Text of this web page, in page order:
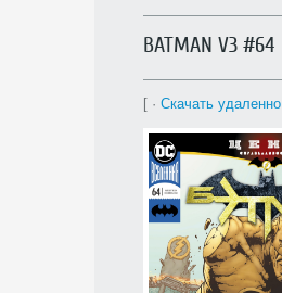
BATMAN V3 #64
[ · Скачать удаленно